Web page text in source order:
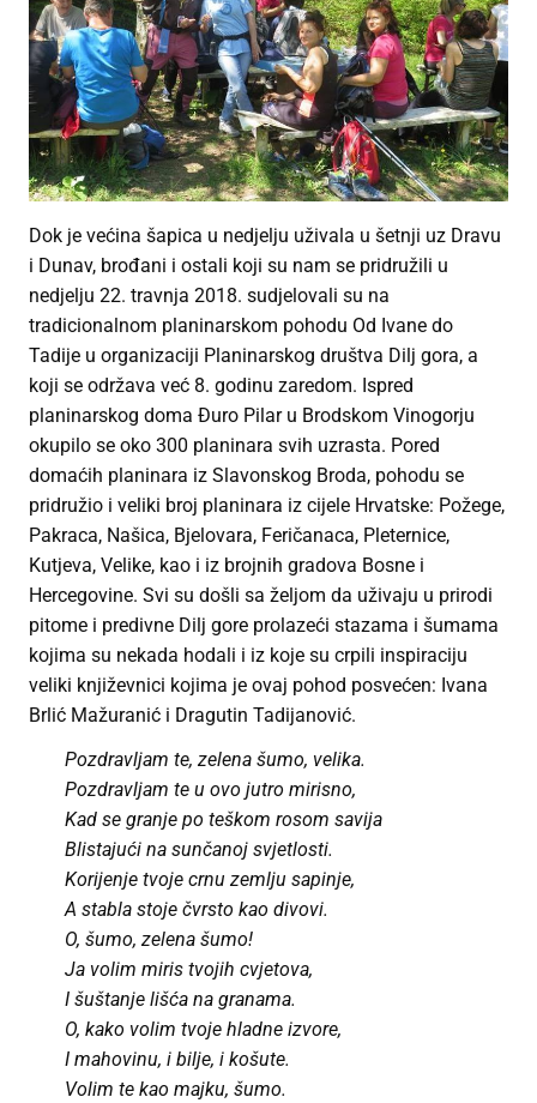
Dok je većina šapica u nedjelju uživala u šetnji uz Dravu
i Dunav, brođani i ostali koji su nam se pridružili u
nedjelju 22. travnja 2018. sudjelovali su na
tradicionalnom planinarskom pohodu Od Ivane do
Tadije u organizaciji Planinarskog društva Dilj gora, a
koji se održava već 8. godinu zaredom. Ispred
planinarskog doma Đuro Pilar u Brodskom Vinogorju
okupilo se oko 300 planinara svih uzrasta. Pored
domaćih planinara iz Slavonskog Broda, pohodu se
pridružio i veliki broj planinara iz cijele Hrvatske: Požege,
Pakraca, Našica, Bjelovara, Feričanaca, Pleternice,
Kutjeva, Velike, kao i iz brojnih gradova Bosne i
Hercegovine. Svi su došli sa željom da uživaju u prirodi
pitome i predivne Dilj gore prolazeći stazama i šumama
kojima su nekada hodali i iz koje su crpili inspiraciju
veliki književnici kojima je ovaj pohod posvećen: Ivana
Brlić Mažuranić i Dragutin Tadijanović.
Pozdravljam te, zelena šumo, velika.
Pozdravljam te u ovo jutro mirisno,
Kad se granje po teškom rosom savija
Blistajući na sunčanoj svjetlosti.
Korijenje tvoje crnu zemlju sapinje,
A stabla stoje čvrsto kao divovi.
O, šumo, zelena šumo!
Ja volim miris tvojih cvjetova,
I šuštanje lišća na granama.
O, kako volim tvoje hladne izvore,
I mahovinu, i bilje, i košute.
Volim te kao majku, šumo.